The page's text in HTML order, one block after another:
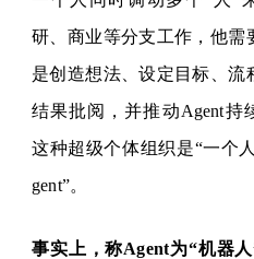
研、商业等分支工作，他需
是创造想法、设定目标、流
结果批阅，并推动Agent持
这种超级个体组织是“一个人
gent”。
事实上，称Agent为“机器人